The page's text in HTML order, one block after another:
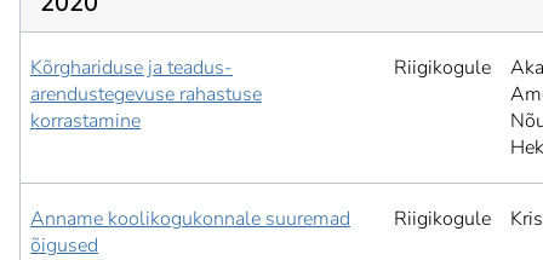
Kõrghariduse ja teadus-
arendustegevuse rahastuse
korrastamine
Riigikogule
Anname koolikogukonnale suuremad
õigused
Riigikogule